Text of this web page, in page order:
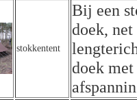
stokkentent
Bij een
doek,
doek